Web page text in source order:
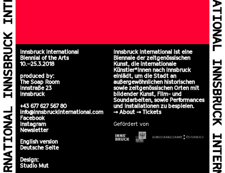
Innsbruck International
Biennial of the Arts
10.–25.3.2018
produced by:
The Soap Room
Innstraße 23
Innsbruck
+43 677 627 567 80
info@innsbruckinternational.com
Facebook
Instagram
Newsletter
English version
Deutsche Seite
Design:
Studio Mut
Innsbruck International ist eine
Biennale der zeitgenössischen
Kunst, die internationale
Künstler*innen nach Innsbruck
einlädt, um die Stadt an
außergewöhnlichen historischen
sowie zeitgenössischen Orten mit
bildender Kunst, Film- und
Soundarbeiten, sowie Performances
und Installationen zu bespielen.
>>About >>Tickets
Gefördert von